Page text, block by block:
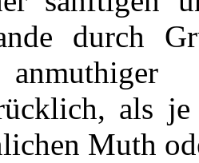
durch
als
Muth